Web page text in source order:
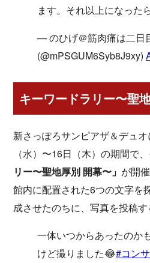
ます。それ以上になった
— のひげ＠筋肉痛は二日
(@mPSGUM6Syb8J9xy)
キーワードラリー〜聖
新さっぽろサンピアザ＆デュ
（水）〜16日（木）の期間で
リー〜聖地厚別 開幕〜」 が開
館内に配置された6つの文字を
成させたのちに、写真を投稿す
一体いつからあったのか
けど撮りました😂#コン